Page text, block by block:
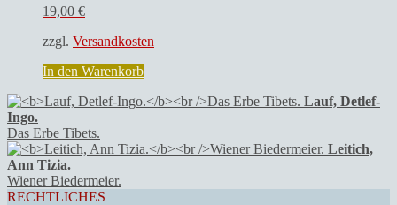
19,00 €
zzgl. Versandkosten
In den Warenkorb
Lauf, Detlef-
Ingo.
Das Erbe Tibets.
Leitich,
Ann Tizia.
Wiener Biedermeier.
RECHTLICHES